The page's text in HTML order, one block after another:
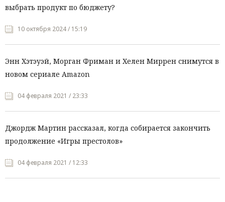
выбрать продукт по бюджету?
10 октября 2024 / 15:19
Энн Хэтэуэй, Морган Фриман и Хелен Миррен снимутся в
новом сериале Amazon
04 февраля 2021 / 23:33
Джордж Мартин рассказал, когда собирается закончить
продолжение «Игры престолов»
04 февраля 2021 / 12:33